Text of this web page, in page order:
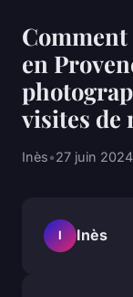
Comment
en
visites de
Inès•27 juin 2024
I Inès